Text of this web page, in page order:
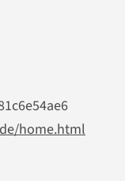
home.html